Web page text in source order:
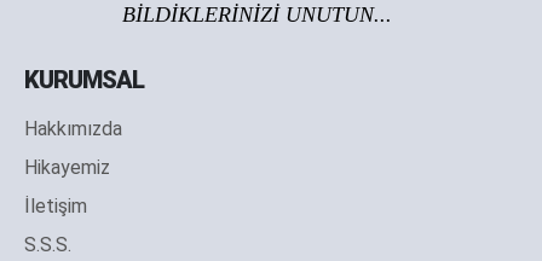
BİLDİKLERİNİZİ UNUTUN...
KURUMSAL
Hakkımızda
Hikayemiz
İletişim
S.S.S.